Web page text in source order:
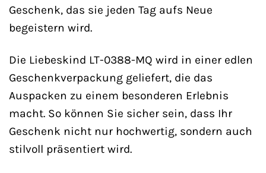
Geschenk, das sie jeden Tag aufs Neue
begeistern wird.
Die Liebeskind LT-0388-MQ wird in einer edlen
Geschenkverpackung geliefert, die das
Auspacken zu einem besonderen Erlebnis
macht. So können Sie sicher sein, dass Ihr
Geschenk nicht nur hochwertig, sondern auch
stilvoll präsentiert wird.